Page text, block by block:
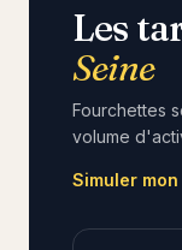
Les
Seine
Fourchettes
volume
Simuler